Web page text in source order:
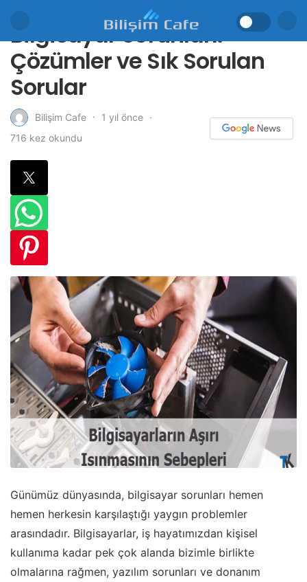
Bilgisayar Sorunları:
Çözümler ve Sık Sorulan
Sorular
Bilişim Cafe
1 yıl önce
716 kez okundu
Günümüz dünyasında, bilgisayar sorunları hemen
hemen herkesin karşılaştığı yaygın problemler
arasındadır. Bilgisayarlar, iş hayatımızdan kişisel
kullanıma kadar pek çok alanda bizimle birlikte
olmalarına rağmen, yazılım sorunları ve donanım